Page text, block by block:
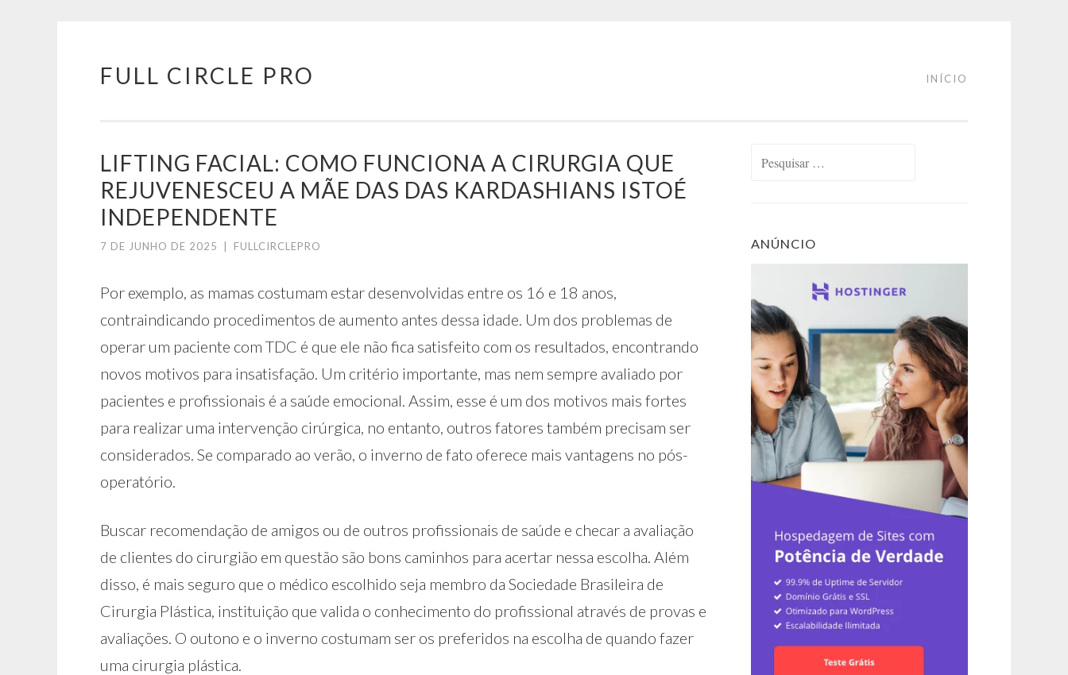
Pular
FULL CIRCLE PRO INÍCIO
LIFTING FACIAL: COMO FUNCIONA A CIRURGIA QUE
REJUVENESCEU A MÃE DAS DAS KARDASHIANS ISTOÉ
INDEPENDENTE
7 DE JUNHO DE 2025 FULLCIRCLEPRO
Por exemplo, as mamas costumam estar desenvolvidas entre os 16 e 18 anos,
contraindicando procedimentos de aumento antes dessa idade. Um dos problemas de
operar um paciente com TDC é que ele não fica satisfeito com os resultados, encontrando
novos motivos para insatisfação. Um critério importante, mas nem sempre avaliado por
pacientes e profissionais é a saúde emocional. Assim, esse é um dos motivos mais fortes
para realizar uma intervenção cirúrgica, no entanto, outros fatores também precisam ser
considerados. Se comparado ao verão, o inverno de fato oferece mais vantagens no pós-
operatório.
Buscar recomendação de amigos ou de outros profissionais de saúde e checar a avaliação
de clientes do cirurgião em questão são bons caminhos para acertar nessa escolha. Além
disso, é mais seguro que o médico escolhido seja membro da Sociedade Brasileira de
Cirurgia Plástica, instituição que valida o conhecimento do profissional através de provas e
avaliações. O outono e o inverno costumam ser os preferidos na escolha de quando fazer
uma cirurgia plástica.
ANÚNCIO